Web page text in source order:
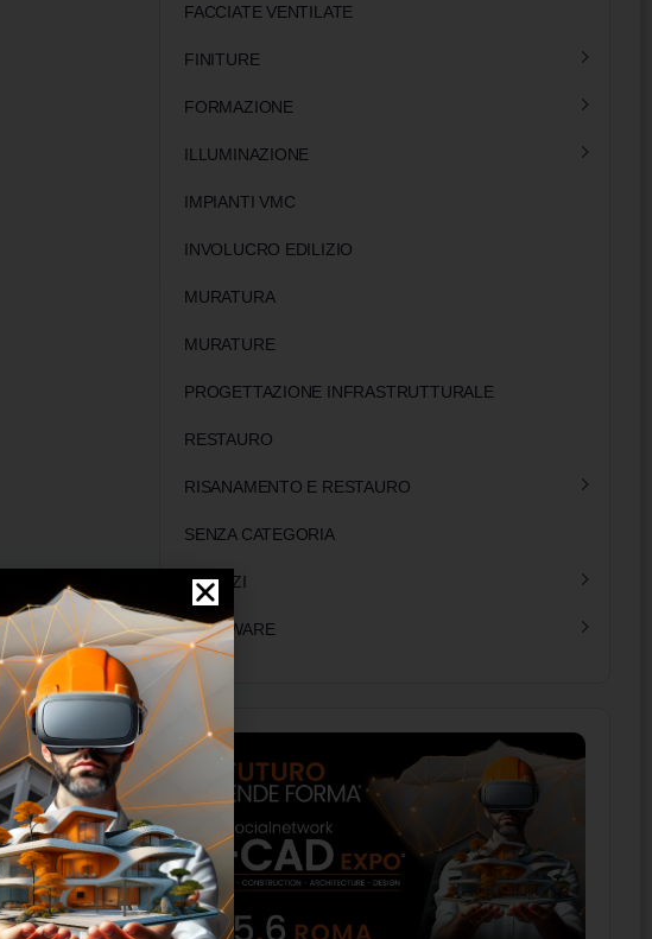
FACCIATE VENTILATE
FINITURE
FORMAZIONE
ILLUMINAZIONE
IMPIANTI VMC
INVOLUCRO EDILIZIO
MURATURA
MURATURE
PROGETTAZIONE INFRASTRUTTURALE
RESTAURO
RISANAMENTO E RESTAURO
SENZA CATEGORIA
SERVIZI
SOFTWARE